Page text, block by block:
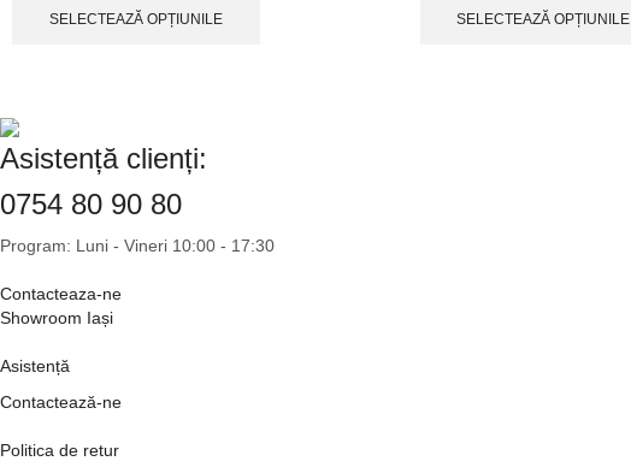
SELECTEAZĂ OPȚIUNILE SELECTEAZĂ OPȚIUNILE
Asistență clienți:
0754 80 90 80
Program: Luni - Vineri 10:00 - 17:30
Contacteaza-ne
Showroom Iași
Asistență
Contactează-ne
Politica de retur